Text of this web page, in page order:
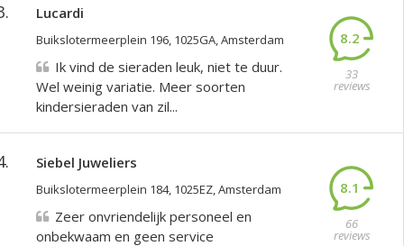
Lucardi
Buikslotermeerplein 196, 1025GA, Amsterdam 8.2
33
reviews
Ik vind de sieraden leuk, niet te duur.
Wel weinig variatie. Meer soorten
kindersieraden van zil...
Siebel Juweliers
Buikslotermeerplein 184, 1025EZ, Amsterdam 8.1
66
reviews
Zeer onvriendelijk personeel en
onbekwaam en geen service